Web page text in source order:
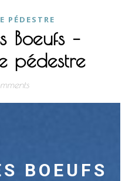
PÉDESTRE
Boeufs –
pédestre
BOEUFS